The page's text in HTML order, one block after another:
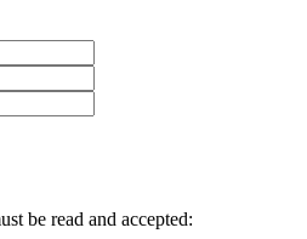
be read and accepted: